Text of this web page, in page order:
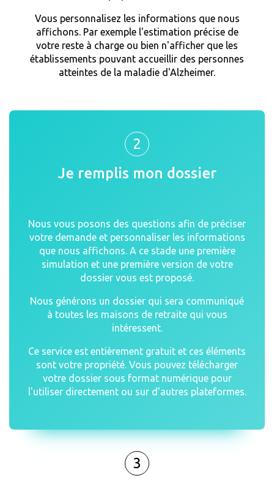
Vous personnalisez les informations que nous
affichons. Par exemple l'estimation précise de
votre reste à charge ou bien n'afficher que les
établissements pouvant accueillir des personnes
atteintes de la maladie d'Alzheimer.
2
Je remplis mon dossier
Nous vous posons des questions afin de préciser
votre demande et personnaliser les informations
que nous affichons. A ce stade une première
simulation et une première version de votre
dossier vous est proposé.
Nous générons un dossier qui sera communiqué
à toutes les maisons de retraite qui vous
intéressent.
Ce service est entièrement gratuit et ces éléments
sont votre propriété. Vous pouvez télécharger
votre dossier sous format numérique pour
l'utiliser directement ou sur d'autres plateformes.
3